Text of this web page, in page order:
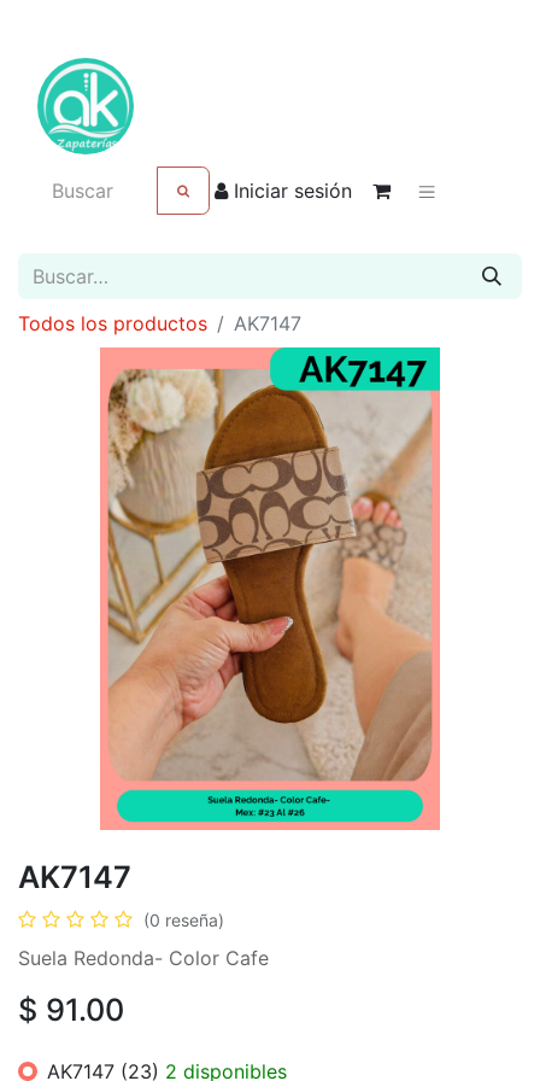
Iniciar sesión
Todos los productos AK7147
AK7147
(0 reseña)
Suela Redonda- Color Cafe
$ 91.00
AK7147 (23) 2 disponibles